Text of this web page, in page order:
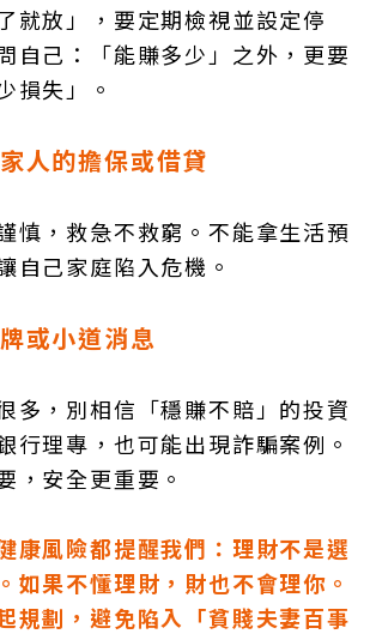
就放」，要定期檢視並設定停
自己：「能賺多少」之外，更要
損失」。
人的擔保或借貸
慎，救急不救窮。不能拿生活預
自己家庭陷入危機。
或小道消息
多，別相信「穩賺不賠」的投資
行理專，也可能出現詐騙案例。
，安全更重要。
康風險都提醒我們：理財不是選
如果不懂理財，財也不會理你。
規劃，避免陷入「貧賤夫妻百事